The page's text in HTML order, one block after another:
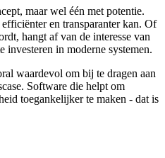
maar wel één met potentie.
en transparanter kan. Of
hangt af van de interesse van
investeren in moderne systemen.
waardevol om bij te dragen aan
Software die helpt om
toegankelijker te maken - dat is